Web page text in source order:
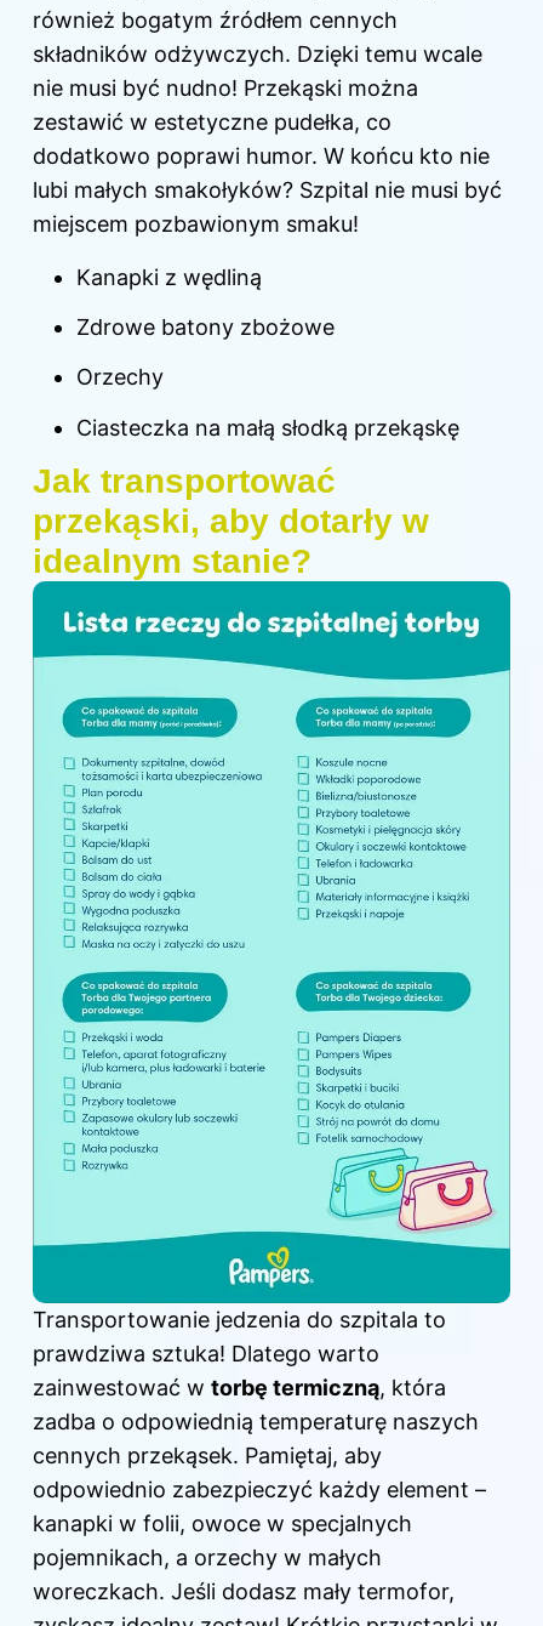
również bogatym źródłem cennych
składników odżywczych. Dzięki temu wcale
nie musi być nudno! Przekąski można
zestawić w estetyczne pudełka, co
dodatkowo poprawi humor. W końcu kto nie
lubi małych smakołyków? Szpital nie musi być
miejscem pozbawionym smaku!
Kanapki z wędliną
Zdrowe batony zbożowe
Orzechy
Ciasteczka na małą słodką przekąskę
Jak transportować
przekąski, aby dotarły w
idealnym stanie?
Transportowanie jedzenia do szpitala to
prawdziwa sztuka! Dlatego warto
zainwestować w torbę termiczną, która
zadba o odpowiednią temperaturę naszych
cennych przekąsek. Pamiętaj, aby
odpowiednio zabezpieczyć każdy element –
kanapki w folii, owoce w specjalnych
pojemnikach, a orzechy w małych
woreczkach. Jeśli dodasz mały termofor,